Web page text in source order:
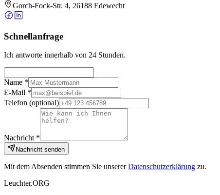
Gorch-Fock-Str. 4, 26188 Edewecht
Schnellanfrage
Ich antworte innerhalb von 24 Stunden.
Name *
E-Mail *
Telefon (optional)
Nachricht *
Nachricht senden
Mit dem Absenden stimmen Sie unserer Datenschutzerklärung zu.
Leuchter.ORG